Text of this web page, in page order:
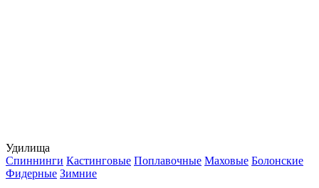
Удилища
Спиннинги Кастинговые Поплавочные Маховые Болонские
Фидерные Зимние